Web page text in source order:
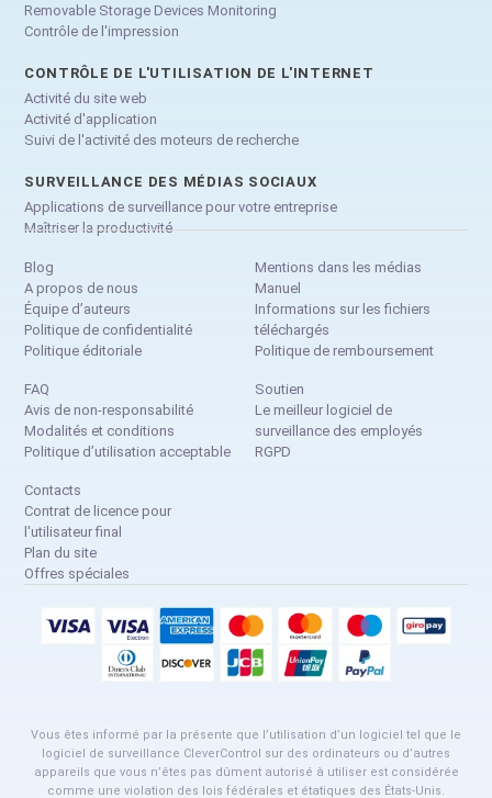
Removable Storage Devices Monitoring
Contrôle de l'impression
CONTRÔLE DE L'UTILISATION DE L'INTERNET
Activité du site web
Activité d'application
Suivi de l'activité des moteurs de recherche
SURVEILLANCE DES MÉDIAS SOCIAUX
Applications de surveillance pour votre entreprise
Maîtriser la productivité
Blog
A propos de nous
Équipe d’auteurs
Politique de confidentialité
Politique éditoriale
Mentions dans les médias
Manuel
Informations sur les fichiers
téléchargés
Politique de remboursement
FAQ
Avis de non-responsabilité
Modalités et conditions
Politique d’utilisation acceptable
Soutien
Le meilleur logiciel de
surveillance des employés
RGPD
Contacts
Contrat de licence pour
l'utilisateur final
Plan du site
Offres spéciales
Vous êtes informé par la présente que l’utilisation d’un logiciel tel que le
logiciel de surveillance CleverControl sur des ordinateurs ou d’autres
appareils que vous n’êtes pas dûment autorisé à utiliser est considérée
comme une violation des lois fédérales et étatiques des États-Unis.